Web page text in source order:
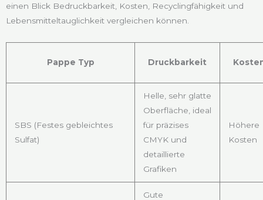
einen Blick Bedruckbarkeit, Kosten, Recyclingfähigkeit und
Lebensmitteltauglichkeit vergleichen können.
Pappe Typ Druckbarkeit
SBS (Festes gebleichtes
Sulfat)
Helle, sehr glatte
Oberfläche, ideal
für präzises
CMYK und
detaillierte
Grafiken
Höhere
Kosten
Gute